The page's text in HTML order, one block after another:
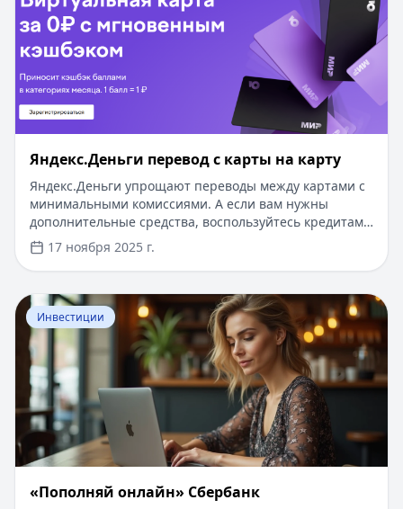
Яндекс.Деньги перевод с карты на карту
Яндекс.Деньги упрощают переводы между картами с
минимальными комиссиями. А если вам нужны
дополнительные средства, воспользуйтесь кредитами
на Кредитный Зай: первый займ под 0%, одобрение
за 5 минут без документов и подтверждения доота.
Суммы до 500 000 ₽ и сроки до 5 лет — идеально для
срочных нужд.
17 ноября 2025 г.
Перейти к статье:«Пополняй онлайн» Сбербанк
Инвестиции
«Пополняй онлайн» Сбербанк